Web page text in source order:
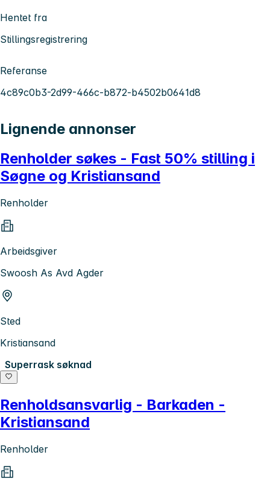
Hentet fra
Stillingsregistrering
Referanse
4c89c0b3-2d99-466c-b872-b4502b0641d8
Lignende annonser
Renholder søkes - Fast 50% stilling i
Søgne og Kristiansand
Renholder
Arbeidsgiver
Swoosh As Avd Agder
Sted
Kristiansand
Superrask søknad
Renholdsansvarlig - Barkaden -
Kristiansand
Renholder